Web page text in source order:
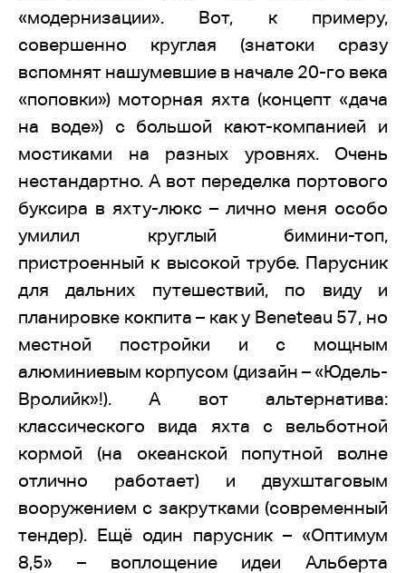
«модернизации». Вот, к примеру,
совершенно круглая (знатоки сразу
вспомнят нашумевшие в начале 20-го века
«поповки») моторная яхта (концепт «дача
на воде») с большой кают-компанией и
мостиками на разных уровнях. Очень
нестандартно. А вот переделка портового
буксира в яхту-люкс – лично меня особо
умилил круглый бимини-топ,
пристроенный к высокой трубе. Парусник
для дальних путешествий, по виду и
планировке кокпита – как у Beneteau 57, но
местной постройки и с мощным
алюминиевым корпусом (дизайн – «Юдель-
Вролийк»!). А вот альтернатива:
классического вида яхта с вельботной
кормой (на океанской попутной волне
отлично работает) и двухштаговым
вооружением с закрутками (современный
тендер). Ещё один парусник – «Оптимум
8,5» – воплощение идеи Альберта